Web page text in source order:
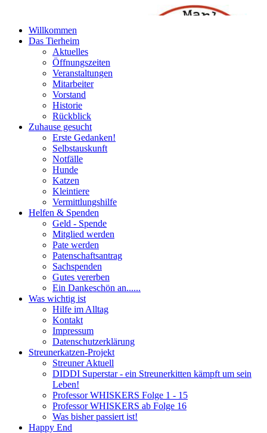
Willkommen
Das Tierheim
Aktuelles
Öffnungszeiten
Veranstaltungen
Mitarbeiter
Vorstand
Historie
Rückblick
Zuhause gesucht
Erste Gedanken!
Selbstauskunft
Notfälle
Hunde
Katzen
Kleintiere
Vermittlungshilfe
Helfen & Spenden
Geld - Spende
Mitglied werden
Pate werden
Patenschaftsantrag
Sachspenden
Gutes vererben
Ein Dankeschön an......
Was wichtig ist
Hilfe im Alltag
Kontakt
Impressum
Datenschutzerklärung
Streunerkatzen-Projekt
Streuner Aktuell
DIDDI Superstar - ein Streunerkitten kämpft um sein
Leben!
Professor WHISKERS Folge 1 - 15
Professor WHISKERS ab Folge 16
Was bisher passiert ist!
Happy End